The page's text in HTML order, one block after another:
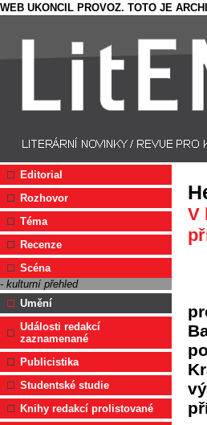
WEB UKONCIL PROVOZ. TOTO JE
Editorial
Rozhovor
Téma
Recenze
Scéna
- kulturní přehled
Umění
Události redakcí
zaznamenané
Publicistika
Studentské studie
Knihy redakcí prolistované
V